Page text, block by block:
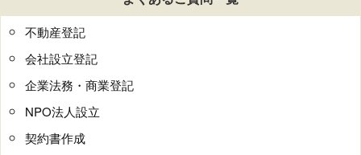
不動産登記
会社設立登記
企業法務・商業登記
NPO法人設立
契約書作成